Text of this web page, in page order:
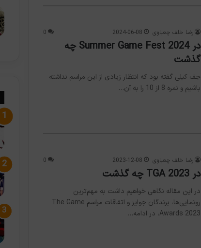
رضا خلف چعباوی 2024-06-08
0
در Summer Game Fest 2024 چه
گذشت
جف کیلی گفته بود که انتظار زیادی از این مراسم نداشته‌
باشیم و نمره 8 از 10 را به آن…
رضا خلف چعباوی 2023-12-08
0
در TGA 2023 چه گذشت
در این مقاله نگاهی خواهیم داشت به مهم‌ترین
رونمایی‌ها، برندگان جوایز و اتفاقات مراسم The Game
Awards 2023، در ادامه…